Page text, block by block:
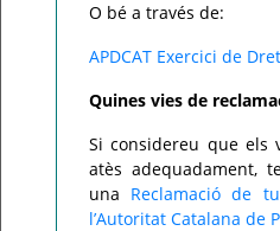
O bé a través de:
APDCAT Exercici de
Quines vies de
Si considereu que els
atès adequadament,
una Reclamació de
l’Autoritat Catalana de